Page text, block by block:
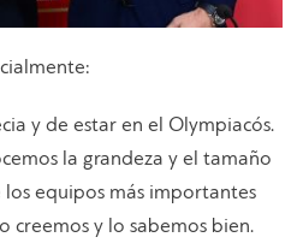
y de estar en el Olympiacós.
la grandeza y el tamaño
los equipos más importantes
creemos y lo sabemos bien.